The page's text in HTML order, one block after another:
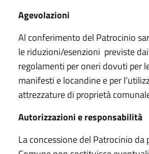
Agevolazioni
Al conferimento del Patrocinio
le riduzioni/esenzioni previste
regolamenti per oneri dovuti per
manifesti e locandine e per
attrezzature di proprietà
Autorizzazioni e responsabilità
La concessione del Patrocinio da